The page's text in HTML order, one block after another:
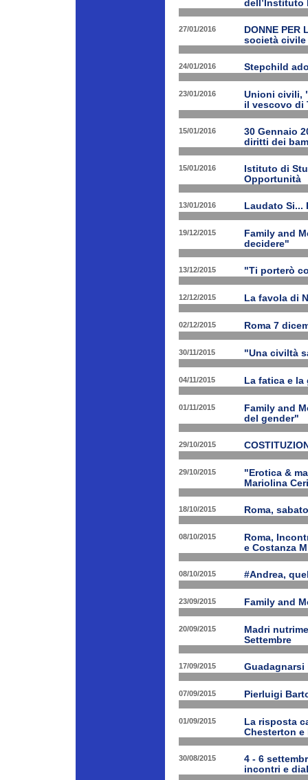
dell’Instituto
27/01/2016
DONNE
società
24/01/2016 Stepchild
23/01/2016
Unioni civili,
il vescovo di
15/01/2016
30 Gennaio
diritti dei
15/01/2016
Istituto di
Opportunità
13/01/2016 Laudato Si...
19/12/2015
Family and
decidere"
13/12/2015 "Ti porterò
12/12/2015 La favola di
02/12/2015 Roma 7
30/11/2015 "Una civiltà
04/11/2015 La fatica e
01/11/2015
Family and
del gender"
29/10/2015
29/10/2015
"Erotica &
Mariolina
18/10/2015 Roma,
08/10/2015
Roma,
e Costanza
08/10/2015 #Andrea,
23/09/2015 Family and
20/09/2015
Madri
Settembre
17/09/2015
07/09/2015 Pierluigi
01/09/2015
La risposta
Chesterton e
30/08/2015
4 - 6
incontri e